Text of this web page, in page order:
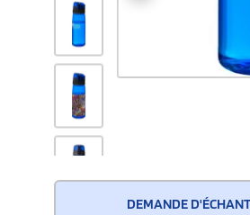
DEMANDE